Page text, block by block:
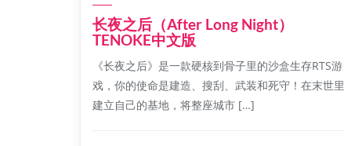
长夜之后（After Long Night）
TENOKE中文版
《长夜之后》是一款硬核到骨子里的沙盒生存RTS游
戏，你的使命是建造、搜刮、武装和死守！在末世里
建立自己的基地，将整座城市 […]